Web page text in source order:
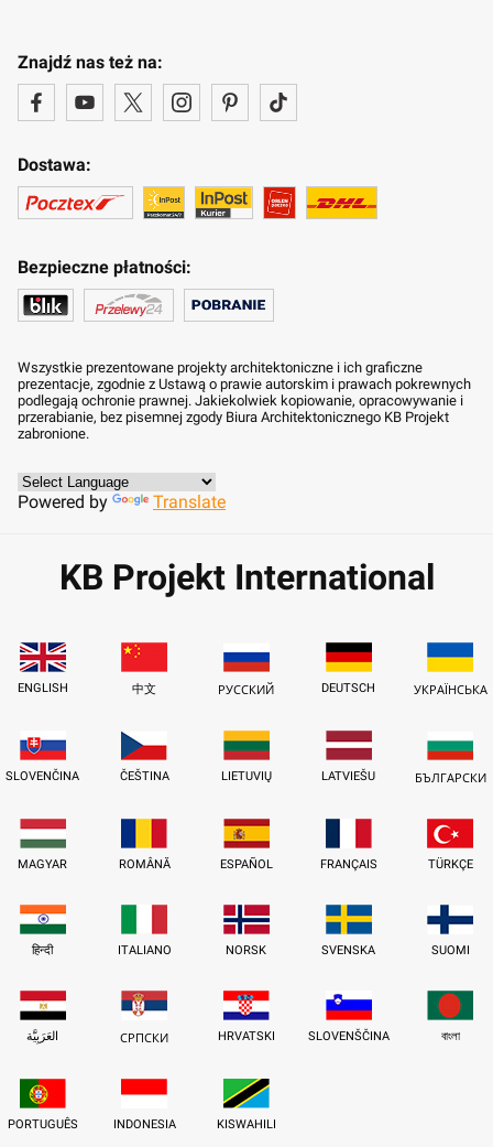
Znajdź nas też na:
Dostawa:
Bezpieczne płatności:
Wszystkie prezentowane projekty architektoniczne i ich graficzne
prezentacje, zgodnie z Ustawą o prawie autorskim i prawach pokrewnych
podlegają ochronie prawnej. Jakiekolwiek kopiowanie, opracowywanie i
przerabianie, bez pisemnej zgody Biura Architektonicznego KB Projekt
zabronione.
Powered by Translate
KB Projekt International
ENGLISH 中文 РУССКИЙ DEUTSCH УКРАЇНСЬКА
SLOVENČINA ČEŠTINA LIETUVIŲ LATVIEŠU БЪЛГАРСКИ
MAGYAR ROMÂNĂ ESPAÑOL FRANÇAIS TÜRKÇE
हिन्दी ITALIANO NORSK SVENSKA SUOMI
العَرَبِيَّة СРПСКИ HRVATSKI SLOVENŠČINA বাংলা
PORTUGUÊS INDONESIA KISWAHILI